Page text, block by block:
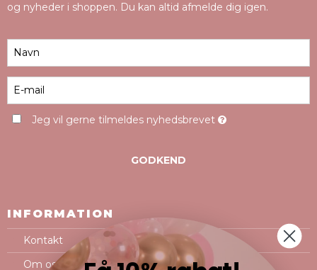
og nyheder i shoppen. Du kan altid afmelde dig igen.
Jeg vil gerne tilmeldes nyhedsbrevet
GODKEND
INFORMATION
Kontakt
Om os